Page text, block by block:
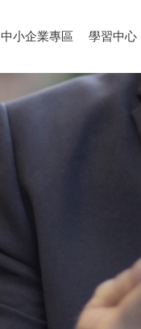
中小企業專區 學習中心